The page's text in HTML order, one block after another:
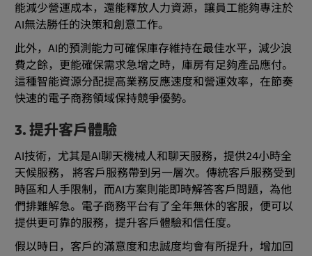
能減少營運成本，還能釋放人力資源，讓員工能夠專注於
AI無法勝任的決策和創意工作。
此外，AI的預測能力可確保庫存維持在最佳水平，減少浪
費之餘，更能確保需求急增之時，庫房有足夠產品應付。
這種智能資源分配提高業務反應速度和營運效率，在節奏
快速的電子商務領域保持競爭優勢。
3. 提升客戶體驗
AI技術，尤其是AI聊天機械人和聊天服務，提供24小時全
天候服務， 將客戶服務帶到另一層次。傳統客戶服務受到
時區和人手限制，而AI方案則能即時解答客戶問題，為他
們排難解急。電子商務平台有了全年無休的客服，便可以
提供更可靠的服務，提升客戶體驗和信任度。
假以時日，客戶的滿意度和忠誠度均會有所提升，增加回